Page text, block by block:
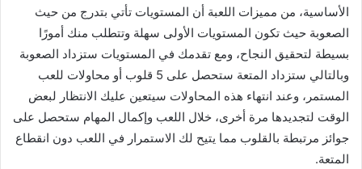
الأساسية، من مميزات اللعبة أن المستويات تأتي بتدرج من حيث
الصعوبة حيث تكون المستويات الأولى سهلة وتتطلب منك أمورًا
بسيطة لتحقيق النجاح، ومع تقدمك في المستويات ستزداد الصعوبة
وبالتالي ستزداد المتعة ستحصل على 5 قلوب أو محاولات للعب
المستمر، وعند انتهاء هذه المحاولات سيتعين عليك الانتظار لبعض
الوقت لتجديدها مرة أخرى، خلال اللعب وإكمال المهام ستحصل على
جوائز مرتبطة بالقلوب مما يتيح لك الاستمرار في اللعب دون انقطاع
المتعة.